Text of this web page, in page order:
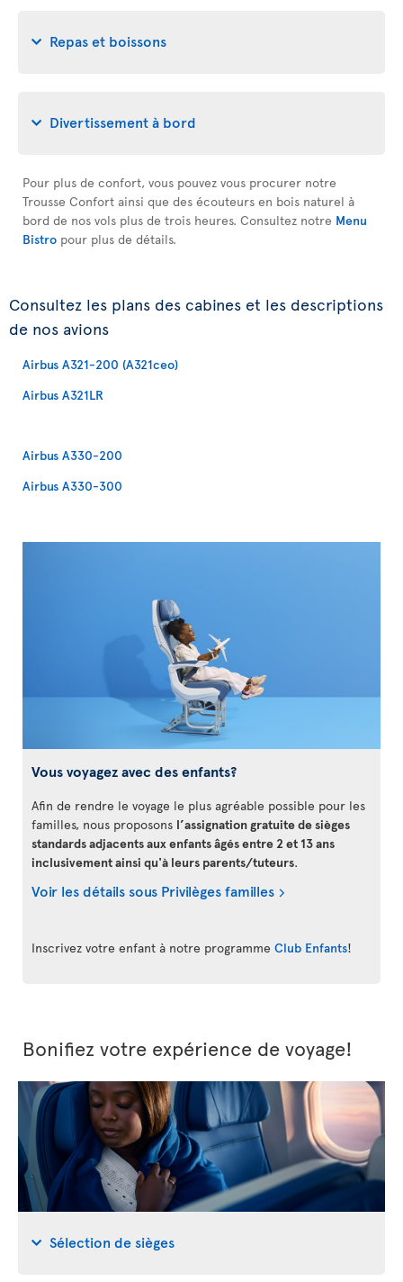
Repas et boissons
Divertissement à bord
Pour plus de confort, vous pouvez vous procurer notre
Trousse Confort ainsi que des écouteurs en bois naturel à
bord de nos vols plus de trois heures. Consultez notre Menu
Bistro pour plus de détails.
Consultez les plans des cabines et les descriptions
de nos avions
Airbus A321-200 (A321ceo)
Airbus A321LR
Airbus A330-200
Airbus A330-300
Vous voyagez avec des enfants?
Afin de rendre le voyage le plus agréable possible pour les
familles, nous proposons l’assignation gratuite de sièges
standards adjacents aux enfants âgés entre 2 et 13 ans
inclusivement ainsi qu'à leurs parents/tuteurs.
Voir les détails sous Privilèges familles
Inscrivez votre enfant à notre programme Club Enfants!
Bonifiez votre expérience de voyage!
Sélection de sièges